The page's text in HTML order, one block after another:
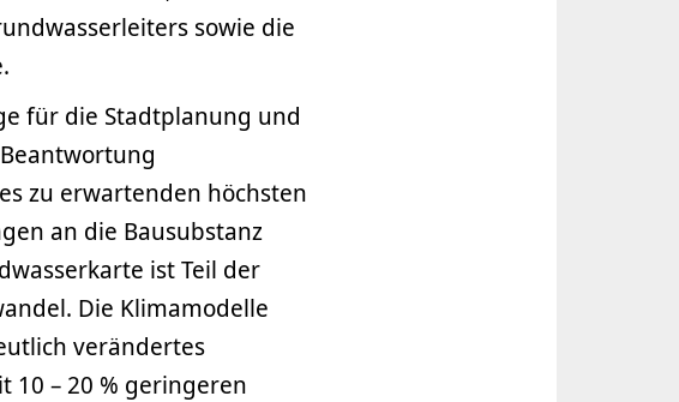
sowie die
für die Stadtplanung und
zu erwartenden höchsten
an die Bausubstanz
ist Teil der
Die Klimamodelle
verändertes
10 – 20 % geringeren